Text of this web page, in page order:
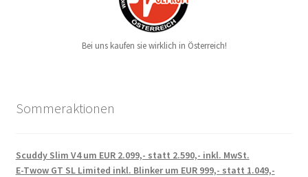
Bei uns kaufen sie wirklich in Österreich!
Sommeraktionen
Scuddy Slim V4 um EUR 2.099,- statt 2.590,- inkl. MwSt.
E-Twow GT SL Limited inkl. Blinker um EUR 999,- statt 1.049,-